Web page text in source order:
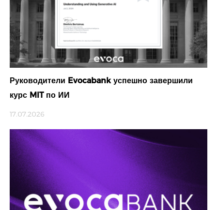
Руководители Evocabank успешно завершили
курс MIT по ИИ
17.07.2026